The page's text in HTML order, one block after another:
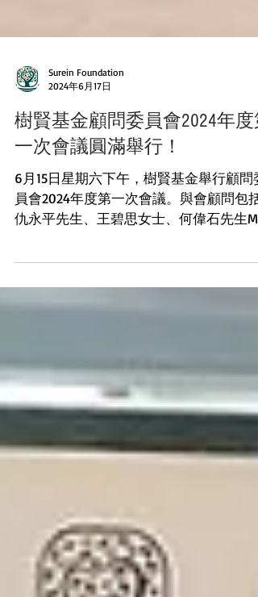
Surein Foundation
2024年6月17日
樹賢基金顧問委員會2024年度
一次會議圓滿舉行！
6月15日星期六下午，樹賢基金舉行顧問委
仇永平先生、王碧思女士、何偉石先生
JP、李盛白先BBS、梁景福先生、歐燕山
生、羅敬禮先生、鄭富財先生、陳綺雯女